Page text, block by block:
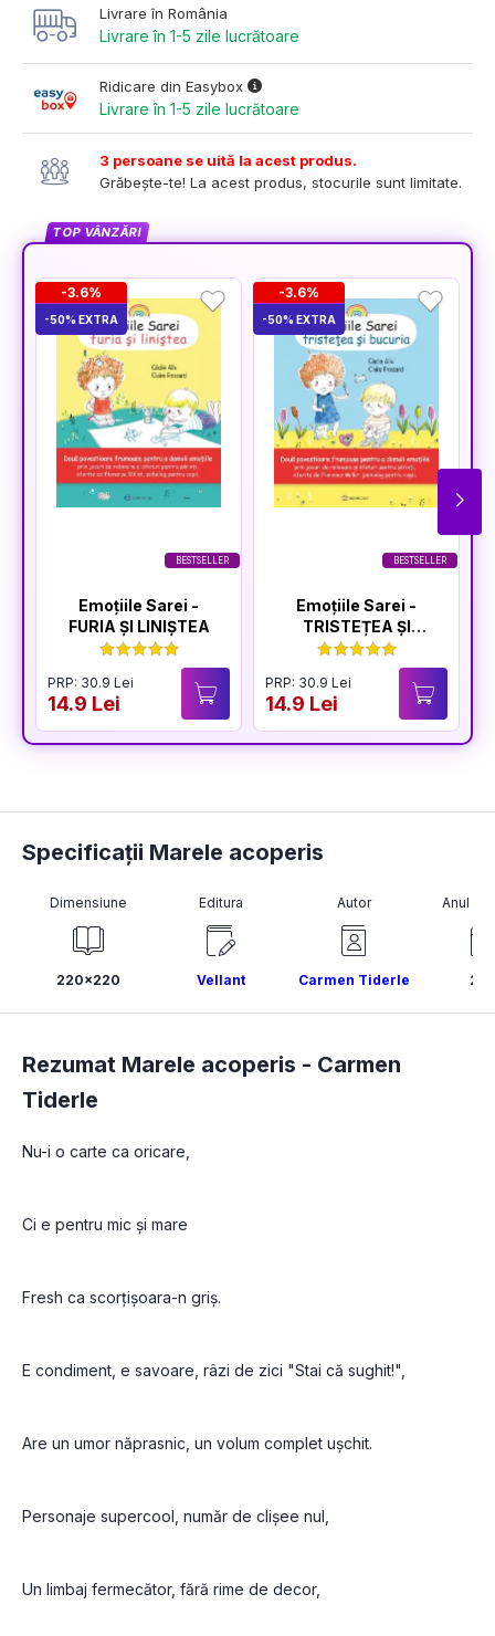
Livrare în România
Livrare în 1-5 zile lucrătoare
Ridicare din Easybox
Livrare în 1-5 zile lucrătoare
3 persoane se uită la acest produs.
Grăbește-te! La acest produs, stocurile sunt limitate.
TOP VÂNZĂRI
BESTSELLER
-3.6%
-50% EXTRA
Emoțiile Sarei -
FURIA ȘI LINIȘTEA
PRP: 30.9 Lei
14.9 Lei
BESTSELLER
-3.6%
-50% EXTRA
Emoțiile Sarei -
TRISTEȚEA ȘI
BUCURIA
PRP: 30.9 Lei
14.9 Lei
Specificații Marele acoperis
Dimensiune
220x220
Editura
Vellant
Autor
Carmen Tiderle
Anul
Rezumat Marele acoperis - Carmen
Tiderle